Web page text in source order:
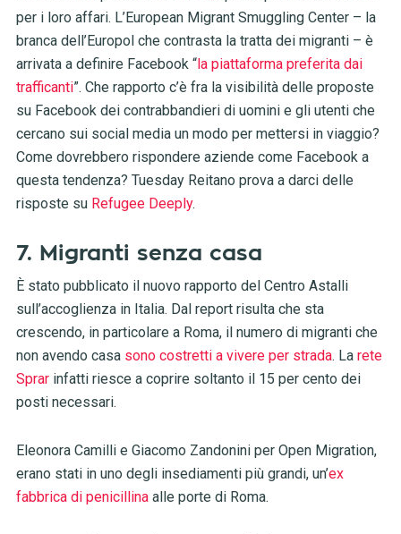
per i loro affari. L’European Migrant Smuggling Center – la
branca dell’Europol che contrasta la tratta dei migranti – è
arrivata a definire Facebook “la piattaforma preferita dai
trafficanti”. Che rapporto c’è fra la visibilità delle proposte
su Facebook dei contrabbandieri di uomini e gli utenti che
cercano sui social media un modo per mettersi in viaggio?
Come dovrebbero rispondere aziende come Facebook a
questa tendenza? Tuesday Reitano prova a darci delle
risposte su Refugee Deeply.
7. Migranti senza casa
È stato pubblicato il nuovo rapporto del Centro Astalli
sull’accoglienza in Italia. Dal report risulta che sta
crescendo, in particolare a Roma, il numero di migranti che
non avendo casa sono costretti a vivere per strada. La rete
Sprarinfatti riesce a coprire soltanto il 15 per cento dei
posti necessari.
Eleonora Camilli e Giacomo Zandonini per Open Migration,
erano stati in uno degli insediamenti più grandi, un’ex
fabbrica di penicillinaalle porte di Roma.